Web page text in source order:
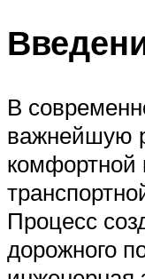
В
важнейшую
комфортной
Процесс
дорожного